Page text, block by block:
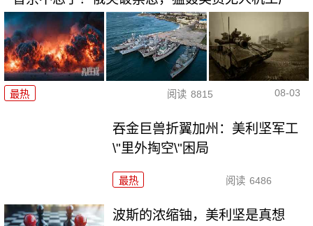
最热 阅读 8815 08-03
吞金巨兽折翼加州：美利坚军工
\"里外掏空\"困局
最热 阅读 6486
波斯的浓缩铀，美利坚是真想